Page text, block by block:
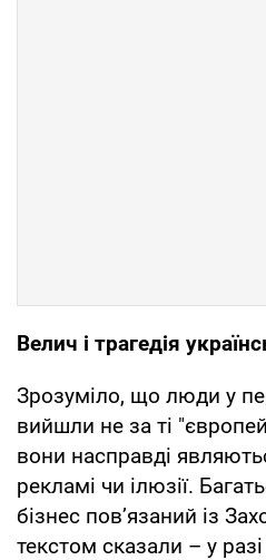
Велич і трагедія
Зрозуміло, що люди у
вийшли не за ті
вони насправді
рекламі чи ілюзії.
бізнес пов’язаний із
текстом сказали – у